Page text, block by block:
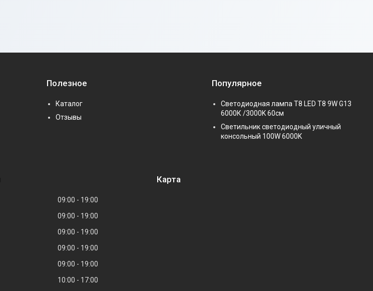
Полезное
Каталог
Отзывы
Популярное
Светодиодная лампа Т8 LED T8 9W G13
6000К /3000K 60см
Светильник светодиодный уличный
консольный 100W 6000K
09:00
19:00
09:00
19:00
09:00
19:00
09:00
19:00
09:00
19:00
10:00 17:00
Карта